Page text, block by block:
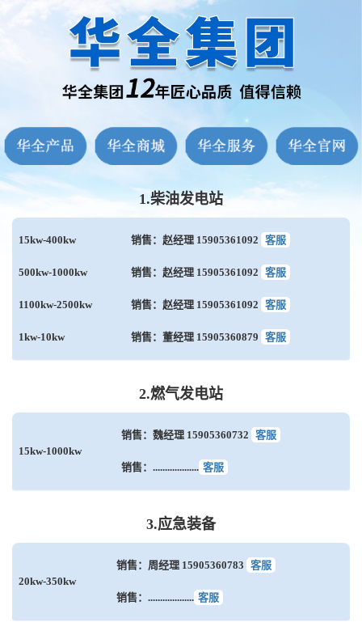
1.柴油发电站
15kw-400kw
500kw-1000kw
1100kw-2500kw
1kw-10kw
销售：赵经理 15905361092 客服
销售：赵经理 15905361092 客服
销售：赵经理 15905361092 客服
销售：董经理 15905360879 客服
2.燃气发电站
15kw-1000kw
销售：魏经理 15905360732 客服
销售：................... 客服
3.应急装备
20kw-350kw
销售：周经理 15905360783 客服
销售：................... 客服